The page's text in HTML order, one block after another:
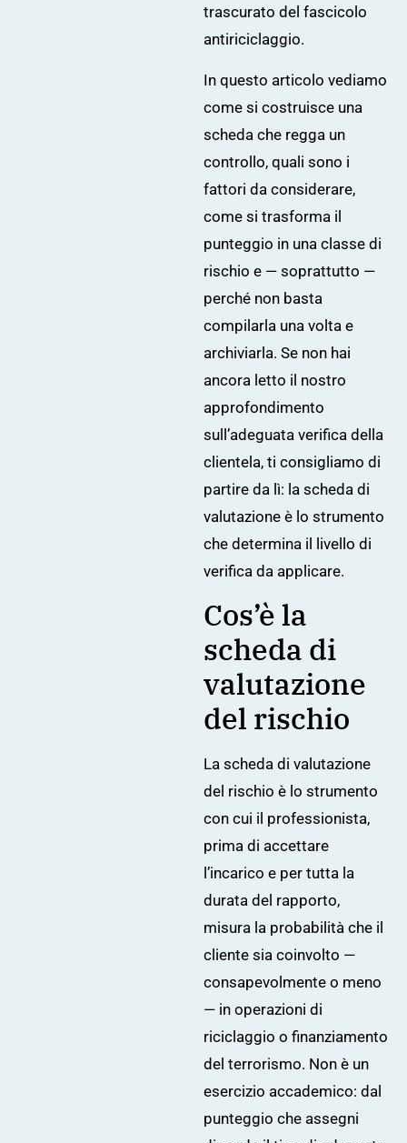
trascurato del fascicolo
antiriciclaggio.
In questo articolo vediamo
come si costruisce una
scheda che regga un
controllo, quali sono i
fattori da considerare,
come si trasforma il
punteggio in una classe di
rischio e — soprattutto —
perché non basta
compilarla una volta e
archiviarla. Se non hai
ancora letto il nostro
approfondimento
sull’adeguata verifica della
clientela, ti consigliamo di
partire da lì: la scheda di
valutazione è lo strumento
che determina il livello di
verifica da applicare.
Cos’è la
scheda di
valutazione
del rischio
La scheda di valutazione
del rischio è lo strumento
con cui il professionista,
prima di accettare
l’incarico e per tutta la
durata del rapporto,
misura la probabilità che il
cliente sia coinvolto —
consapevolmente o meno
— in operazioni di
riciclaggio o finanziamento
del terrorismo. Non è un
esercizio accademico: dal
punteggio che assegni